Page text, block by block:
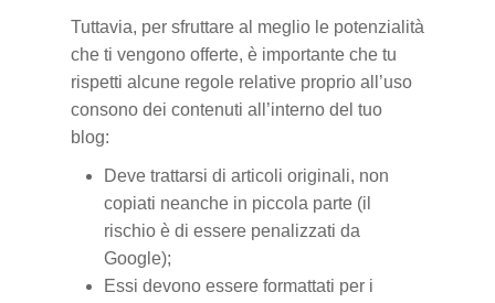
Tuttavia, per sfruttare al meglio le potenzialità
che ti vengono offerte, è importante che tu
rispetti alcune regole relative proprio all’uso
consono dei contenuti all’interno del tuo
blog:
Deve trattarsi di articoli originali, non
copiati neanche in piccola parte (il
rischio è di essere penalizzati da
Google);
Essi devono essere formattati per i